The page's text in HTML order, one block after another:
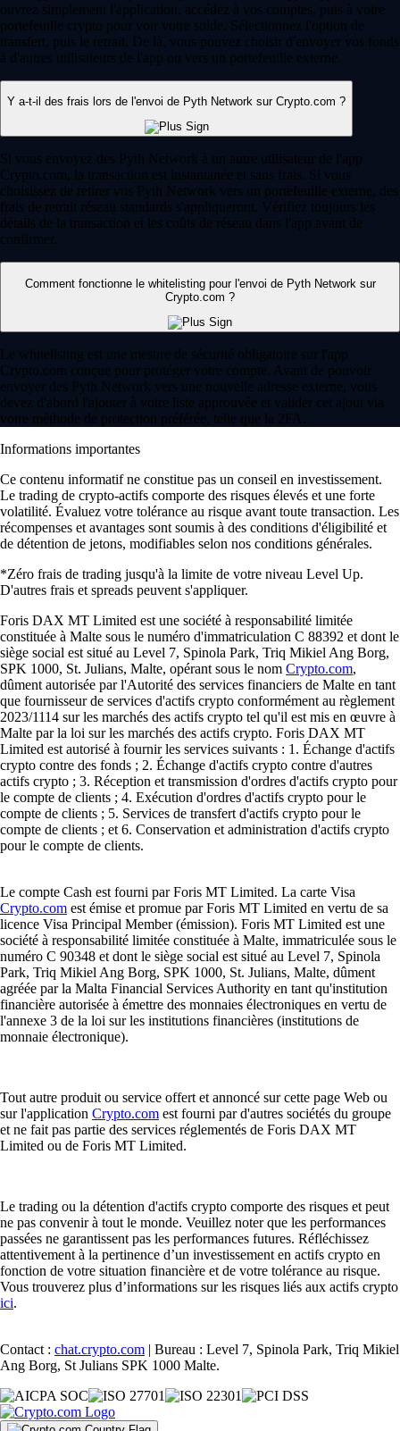
ouvrez simplement l'application, accédez à vos comptes, puis à votre
portefeuille crypto pour voir votre solde. Sélectionnez l'option de
transfert, puis le retrait. De là, vous pouvez choisir d'envoyer vos fonds
à d'autres utilisateurs de l'app ou vers un portefeuille externe.
Y a-t-il des frais lors de l'envoi de Pyth Network sur Crypto.com ?
Si vous envoyez des Pyth Network à un autre utilisateur de l'app
Crypto.com, la transaction est instantanée et sans frais. Si vous
choisissez de retirer vos Pyth Network vers un portefeuille externe, des
frais de retrait réseau standards s'appliqueront. Vérifiez toujours les
détails de la transaction et les coûts de réseau dans l'app avant de
confirmer.
Comment fonctionne le whitelisting pour l'envoi de Pyth Network sur
Crypto.com ?
Le whitelisting est une mesure de sécurité obligatoire sur l'app
Crypto.com conçue pour protéger votre compte. Avant de pouvoir
envoyer des Pyth Network vers une nouvelle adresse externe, vous
devez d'abord l'ajouter à votre liste approuvée et valider cet ajout via
votre méthode de protection préférée, telle que la 2FA.
Informations importantes
Ce contenu informatif ne constitue pas un conseil en investissement.
Le trading de crypto-actifs comporte des risques élevés et une forte
volatilité. Évaluez votre tolérance au risque avant toute transaction. Les
récompenses et avantages sont soumis à des conditions d'éligibilité et
de détention de jetons, modifiables selon nos conditions générales.
*Zéro frais de trading jusqu'à la limite de votre niveau Level Up.
D'autres frais et spreads peuvent s'appliquer.
Foris DAX MT Limited est une société à responsabilité limitée
constituée à Malte sous le numéro d'immatriculation C 88392 et dont le
siège social est situé au Level 7, Spinola Park, Triq Mikiel Ang Borg,
SPK 1000, St. Julians, Malte, opérant sous le nom Crypto.com,
dûment autorisée par l'Autorité des services financiers de Malte en tant
que fournisseur de services d'actifs crypto conformément au règlement
2023/1114 sur les marchés des actifs crypto tel qu'il est mis en œuvre à
Malte par la loi sur les marchés des actifs crypto. Foris DAX MT
Limited est autorisé à fournir les services suivants : 1. Échange d'actifs
crypto contre des fonds ; 2. Échange d'actifs crypto contre d'autres
actifs crypto ; 3. Réception et transmission d'ordres d'actifs crypto pour
le compte de clients ; 4. Exécution d'ordres d'actifs crypto pour le
compte de clients ; 5. Services de transfert d'actifs crypto pour le
compte de clients ; et 6. Conservation et administration d'actifs crypto
pour le compte de clients.
Le compte Cash est fourni par Foris MT Limited. La carte Visa
Crypto.com est émise et promue par Foris MT Limited en vertu de sa
licence Visa Principal Member (émission). Foris MT Limited est une
société à responsabilité limitée constituée à Malte, immatriculée sous le
numéro C 90348 et dont le siège social est situé au Level 7, Spinola
Park, Triq Mikiel Ang Borg, SPK 1000, St. Julians, Malte, dûment
agréée par la Malta Financial Services Authority en tant qu'institution
financière autorisée à émettre des monnaies électroniques en vertu de
l'annexe 3 de la loi sur les institutions financières (institutions de
monnaie électronique).
Tout autre produit ou service offert et annoncé sur cette page Web ou
sur l'application Crypto.com est fourni par d'autres sociétés du groupe
et ne fait pas partie des services réglementés de Foris DAX MT
Limited ou de Foris MT Limited.
Le trading ou la détention d'actifs crypto comporte des risques et peut
ne pas convenir à tout le monde. Veuillez noter que les performances
passées ne garantissent pas les performances futures. Réfléchissez
attentivement à la pertinence d’un investissement en actifs crypto en
fonction de votre situation financière et de votre tolérance au risque.
Vous trouverez plus d’informations sur les risques liés aux actifs crypto
ici.
Contact : chat.crypto.com | Bureau : Level 7, Spinola Park, Triq Mikiel
Ang Borg, St Julians SPK 1000 Malte.